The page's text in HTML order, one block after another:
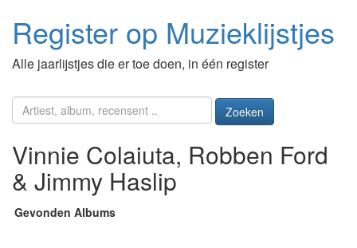
Register op Muzieklijstjes
Alle jaarlijstjes die er toe doen, in één register
Zoeken
Vinnie Colaiuta, Robben Ford
& Jimmy Haslip
Gevonden Albums